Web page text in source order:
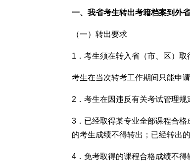
一、我省考生转出考籍档案到外省
（一）转出要求
1．考生须在转入省（市、区）取
考生在当次转考工作期间只能申
2．考生在因违反有关考试管理规
3．已经取得某专业全部课程合
的考生成绩不得转出；已经转出
4．免考取得的课程合格成绩不得